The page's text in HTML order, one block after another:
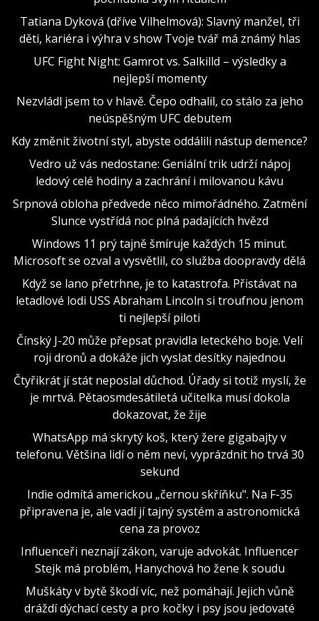
Tatiana Dyková (dříve Vilhelmová): Slavný manžel, tři
děti, kariéra i výhra v show Tvoje tvář má známý hlas
UFC Fight Night: Gamrot vs. Salkilld – výsledky a
nejlepší momenty
Nezvládl jsem to v hlavě. Čepo odhalil, co stálo za jeho
neúspěšným UFC debutem
Kdy změnit životní styl, abyste oddálili nástup demence?
Vedro už vás nedostane: Geniální trik udrží nápoj
ledový celé hodiny a zachrání i milovanou kávu
Srpnová obloha předvede něco mimořádného. Zatmění
Slunce vystřídá noc plná padajících hvězd
Windows 11 prý tajně šmíruje každých 15 minut.
Microsoft se ozval a vysvětlil, co služba doopravdy dělá
Když se lano přetrhne, je to katastrofa. Přistávat na
letadlové lodi USS Abraham Lincoln si troufnou jenom
ti nejlepší piloti
Čínský J-20 může přepsat pravidla leteckého boje. Velí
roji dronů a dokáže jich vyslat desítky najednou
Čtyřikrát jí stát neposlal důchod. Úřady si totiž myslí, že
je mrtvá. Pětaosmdesátiletá učitelka musí dokola
dokazovat, že žije
WhatsApp má skrytý koš, který žere gigabajty v
telefonu. Většina lidí o něm neví, vyprázdnit ho trvá 30
sekund
Indie odmítá americkou „černou skříňku". Na F-35
připravena je, ale vadí jí tajný systém a astronomická
cena za provoz
Influenceři neznají zákon, varuje advokát. Influencer
Stejk má problém, Hanychová ho žene k soudu
Muškáty v bytě škodí víc, než pomáhají. Jejich vůně
dráždí dýchací cesty a pro kočky i psy jsou jedovaté